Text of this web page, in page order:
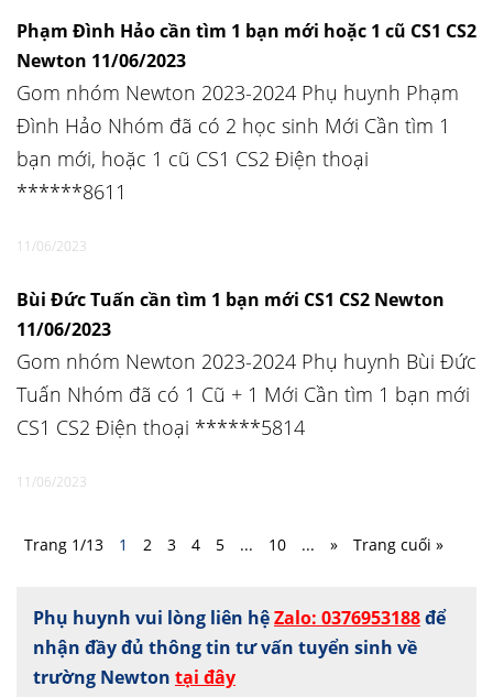
Phạm Ðình Hảo cần tìm 1 bạn mới hoặc 1 cũ CS1 CS2
Newton 11/06/2023
Gom nhóm Newton 2023-2024 Phụ huynh Phạm
Ðình Hảo Nhóm đã có 2 học sinh Mới Cần tìm 1
bạn mới, hoặc 1 cũ CS1 CS2 Điện thoại
******8611
11/06/2023
Bùi Ðức Tuấn cần tìm 1 bạn mới CS1 CS2 Newton
11/06/2023
Gom nhóm Newton 2023-2024 Phụ huynh Bùi Ðức
Tuấn Nhóm đã có 1 Cũ + 1 Mới Cần tìm 1 bạn mới
CS1 CS2 Điện thoại ******5814
11/06/2023
Trang 1/13 1 2 3 4 5 ... 10 ... » Trang cuối »
Phụ huynh vui lòng liên hệZalo: 0376953188để
nhận đầy đủ thông tin tư vấn tuyển sinh về
trường Newton tại đây